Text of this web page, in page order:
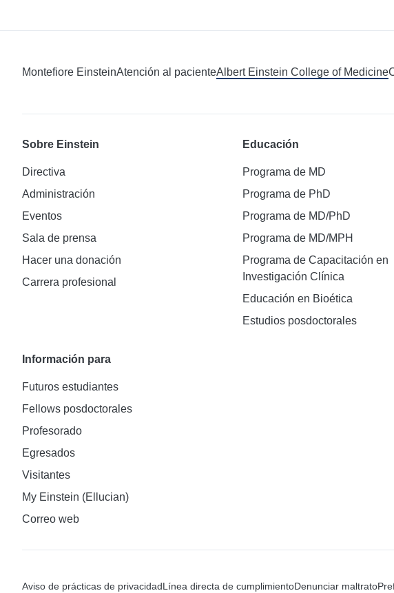
Montefiore EinsteinAtención al pacienteAlbert Einstein College of Medicine
Sobre Einstein
Directiva
Administración
Eventos
Sala de prensa
Hacer una donación
Carrera profesional
Educación
Programa de MD
Programa de PhD
Programa de MD/PhD
Programa de MD/MPH
Programa de Capacitación en
Investigación Clínica
Educación en Bioética
Estudios posdoctorales
Información para
Futuros estudiantes
Fellows posdoctorales
Profesorado
Egresados
Visitantes
My Einstein (Ellucian)
Correo web
Aviso de prácticas de privacidadLínea directa de cumplimientoDenunciar maltrato